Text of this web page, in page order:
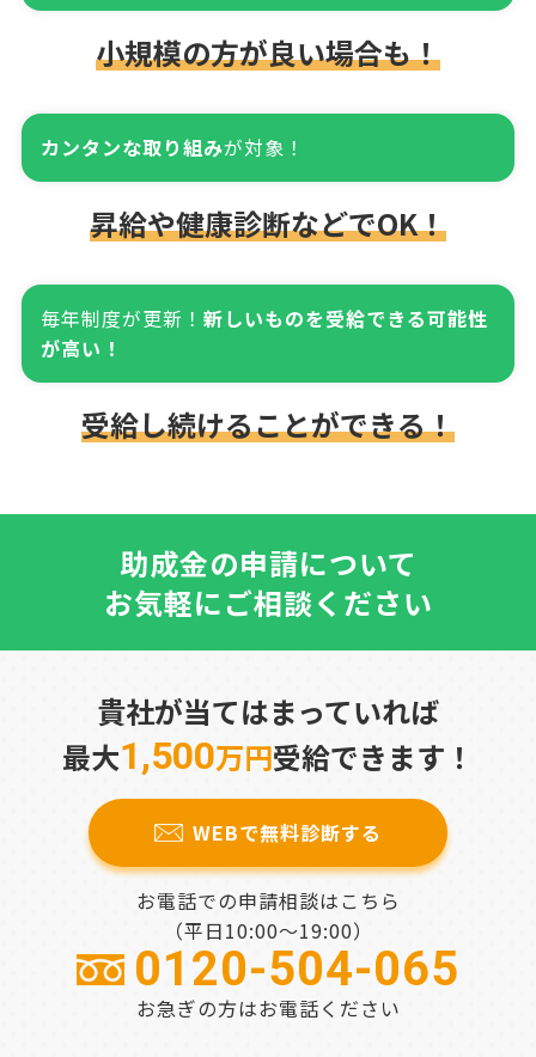
小規模の方が良い場合も！
カンタンな取り組みが対象！
昇給や健康診断などでOK！
毎年制度が更新！ 新しいものを受給できる可能性
が高い！
受給し続けることができる！
助成金の申請について
お気軽にご相談ください
貴社が当てはまっていれば
最大1,500万円受給できます！
WEBで無料診断する
お電話での申請相談はこちら
（平日10:00～19:00）
0120-504-065
お急ぎの方はお電話ください